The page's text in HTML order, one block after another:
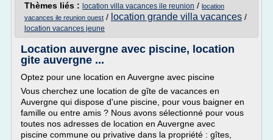
Thèmes liés : location villa vacances ile reunion / location
vacances ile reunion ouest / location grande villa vacances /
location vacances jeune
Location auvergne avec piscine, location
gite auvergne ...
Optez pour une location en Auvergne avec piscine
Vous cherchez une location de gîte de vacances en
Auvergne qui dispose d'une piscine, pour vous baigner en
famille ou entre amis ? Nous avons sélectionné pour vous
toutes nos adresses de location en Auvergne avec
piscine commune ou privative dans la propriété : gîtes,